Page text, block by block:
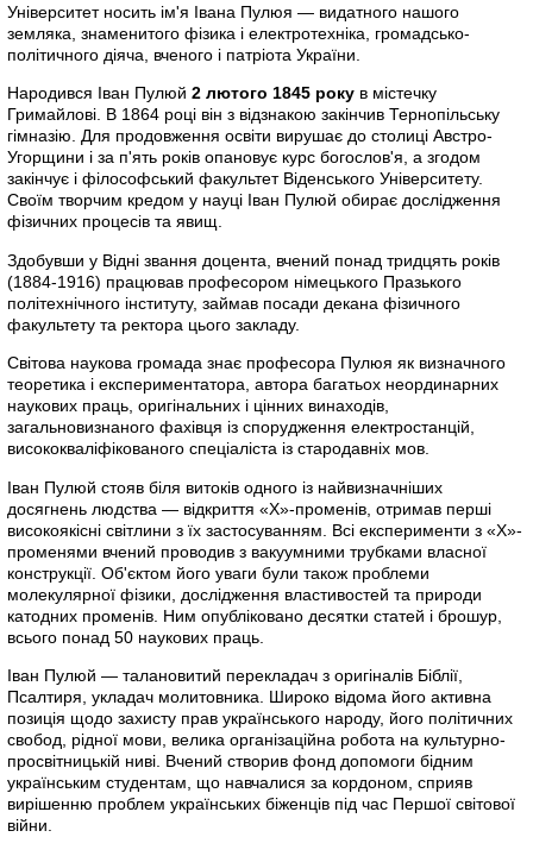
Університет носить ім'я Івана Пулюя — видатного нашого
земляка, знаменитого фізика і електротехніка, громадсько-
політичного діяча, вченого і патріота України.
Народився Іван Пулюй 2 лютого 1845 року в містечку
Гримайлові. В 1864 році він з відзнакою закінчив Тернопільську
гімназію. Для продовження освіти вирушає до столиці Австро-
Угорщини і за п'ять років опановує курс богослов'я, а згодом
закінчує і філософський факультет Віденського Університету.
Своїм творчим кредом у науці Іван Пулюй обирає дослідження
фізичних процесів та явищ.
Здобувши у Відні звання доцента, вчений понад тридцять років
(1884-1916) працював професором німецького Празького
політехнічного інституту, займав посади декана фізичного
факультету та ректора цього закладу.
Світова наукова громада знає професора Пулюя як визначного
теоретика і експериментатора, автора багатьох неординарних
наукових праць, оригінальних і цінних винаходів,
загальновизнаного фахівця із спорудження електростанцій,
висококваліфікованого спеціаліста із стародавніх мов.
Іван Пулюй стояв біля витоків одного із найвизначніших
досягнень людства — відкриття «X»-променів, отримав перші
високоякісні світлини з їх застосуванням. Всі експерименти з «X»-
променями вчений проводив з вакуумними трубками власної
конструкції. Об'єктом його уваги були також проблеми
молекулярної фізики, дослідження властивостей та природи
катодних променів. Ним опубліковано десятки статей і брошур,
всього понад 50 наукових праць.
Іван Пулюй — талановитий перекладач з оригіналів Біблії,
Псалтиря, укладач молитовника. Широко відома його активна
позиція щодо захисту прав українського народу, його політичних
свобод, рідної мови, велика організаційна робота на культурно-
просвітницькій ниві. Вчений створив фонд допомоги бідним
українським студентам, що навчалися за кордоном, сприяв
вирішенню проблем українських біженців під час Першої світової
війни.